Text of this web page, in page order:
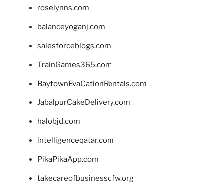
roselynns.com
balanceyoganj.com
salesforceblogs.com
TrainGames365.com
BaytownEvaCationRentals.com
JabalpurCakeDelivery.com
halobjd.com
intelligenceqatar.com
PikaPikaApp.com
takecareofbusinessdfw.org